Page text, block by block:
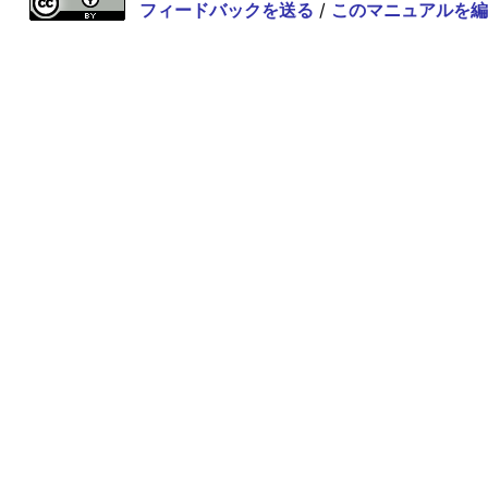
フィードバックを送る / このマニュアルを